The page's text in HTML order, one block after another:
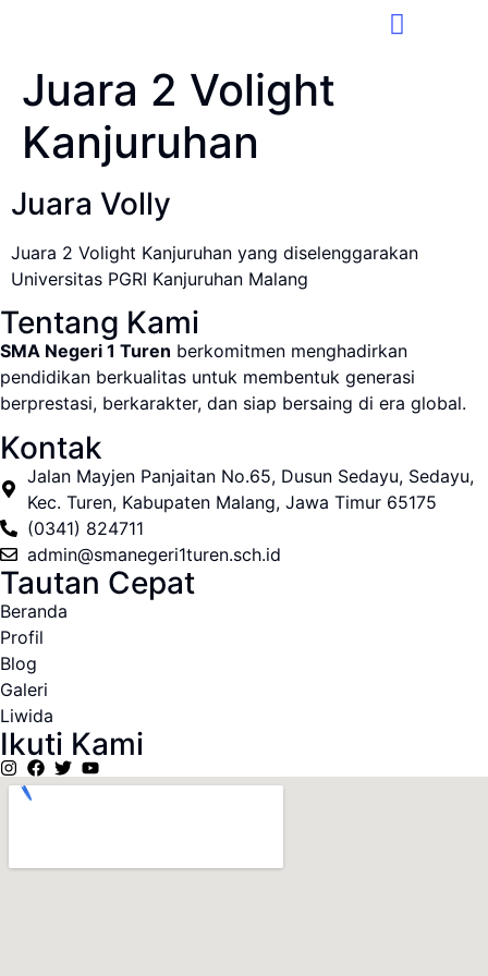
Juara 2 Volight
Kanjuruhan
Juara Volly
Juara 2 Volight Kanjuruhan yang diselenggarakan
Universitas PGRI Kanjuruhan Malang
Tentang Kami
SMA Negeri 1 Turen berkomitmen menghadirkan
pendidikan berkualitas untuk membentuk generasi
berprestasi, berkarakter, dan siap bersaing di era global.
Kontak
Jalan Mayjen Panjaitan No.65, Dusun Sedayu, Sedayu,
Kec. Turen, Kabupaten Malang, Jawa Timur 65175
(0341) 824711
admin@smanegeri1turen.sch.id
Tautan Cepat
Beranda
Profil
Blog
Galeri
Liwida
Ikuti Kami